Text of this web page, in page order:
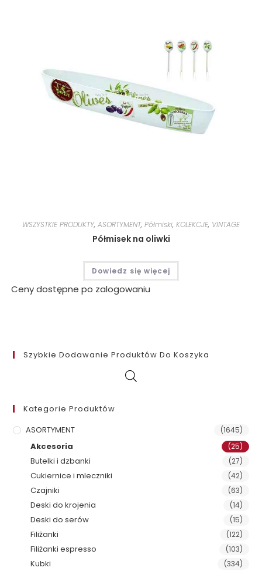
WSZYSTKIE PRODUKTY, ASORTYMENT, Półmiski, KOLEKCJE, VINTAGE
Półmisek na oliwki
Dowiedz się więcej
Ceny dostępne po zalogowaniu
Szybkie Dodawanie Produktów Do Koszyka
Kategorie Produktów
ASORTYMENT
(1645)
Akcesoria (25)
Butelki i dzbanki (27)
Cukiernice i mleczniki (42)
Czajniki (63)
Deski do krojenia (14)
Deski do serów (15)
Filiżanki (122)
Filiżanki espresso (103)
Kubki (334)